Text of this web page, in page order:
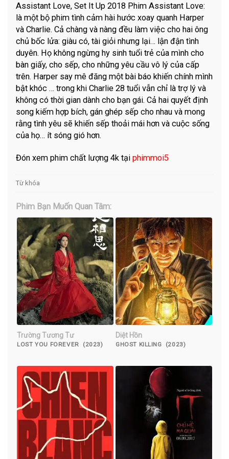
Assistant Love, Set It Up 2018 Phim Assistant Love:
là một bộ phim tình cảm hài hước xoay quanh Harper
và Charlie. Cả chàng và nàng đều làm việc cho hai ông
chủ bốc lửa: giàu có, tài giỏi nhưng lại… lận đận tình
duyên. Họ không ngừng hy sinh tuổi trẻ của mình cho
bàn giấy, cho sếp, cho những yêu cầu vô lý của cấp
trên. Harper say mê đăng một bài báo khiến chính mình
bật khóc … trong khi Charlie 28 tuổi vẫn chỉ là trợ lý và
không có thời gian dành cho bạn gái. Cả hai quyết định
song kiếm hợp bích, gán ghép sếp cho nhau và mong
rằng tình yêu sẽ khiến sếp thoải mái hơn và cuộc sống
của họ… ít sóng gió hơn.
Đón xem phim chất lượng 4k tạiphimmoi5
Từ khóa
Phim Bạn Muốn Quan Tâm:
Trường Tương Tư
LOST YOU FOREVER (2023)
Diệt Hồn
GHOST KILLING (2023)